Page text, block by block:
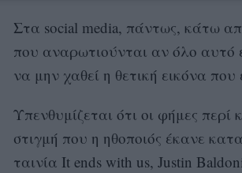
Στα social media, πάντως, κάτω
που αναρωτιούνται αν όλο αυτό
να μην χαθεί η θετική εικόνα
Υπενθυμίζεται ότι οι φήμες
στιγμή που η ηθοποιός έκανε
ταινία It ends with us, Justin